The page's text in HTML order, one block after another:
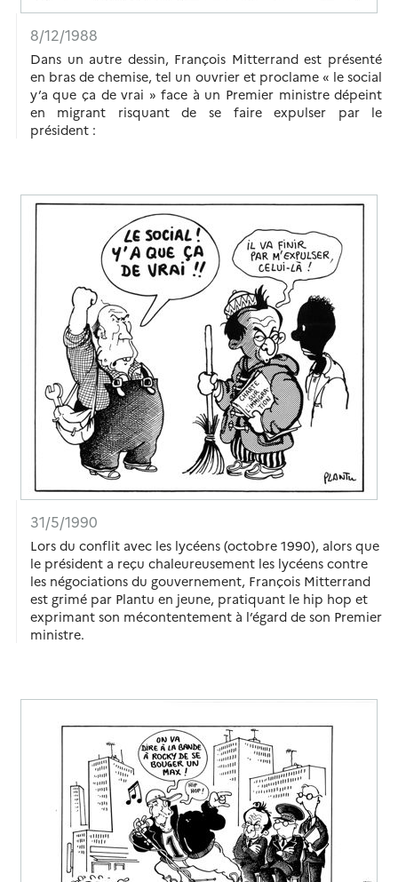
8/12/1988
Dans un autre dessin, François Mitterrand est présenté
en bras de chemise, tel un ouvrier et proclame « le social
y’a que ça de vrai » face à un Premier ministre dépeint
en migrant risquant de se faire expulser par le
président :
31/5/1990
Lors du conflit avec les lycéens (octobre 1990), alors que
le président a reçu chaleureusement les lycéens contre
les négociations du gouvernement, François Mitterrand
est grimé par Plantu en jeune, pratiquant le hip hop et
exprimant son mécontentement à l’égard de son Premier
ministre.